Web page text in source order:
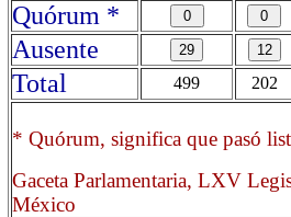
Quórum *
Ausente
Total
499 202
* Quórum, significa que pasó
Gaceta Parlamentaria, LXV
México